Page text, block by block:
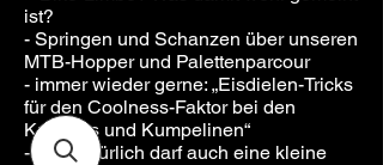
ist?
- Springen und Schanzen über unseren
MTB-Hopper und Palettenparcour
- immer wieder gerne: „Eisdielen-Tricks
für den Coolness-Faktor bei den
Kumpels und Kumpelinen“
- und natürlich darf auch eine kleine